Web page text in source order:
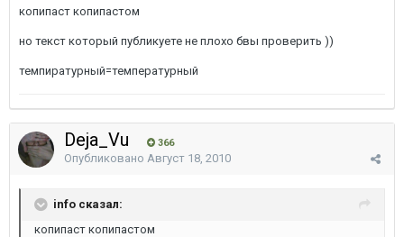
копипаст копипастом
но текст который публикуете не плохо бвы проверить ))
темпиратурный=температурный
Deja_Vu 366
Опубликовано Август 18, 2010
info сказал:
копипаст копипастом